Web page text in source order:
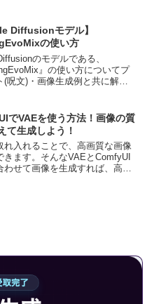
！Diffusionモデル】
の使い方
のモデルである、
』の使い方についてプ
(呪文)・画像生成例と共に解説
います。
でVAEを使う方法！画像の質
て生成しよう！
れ入れることで、高画質な画像
きます。そんなVAEとComfyUI
わせて画像を生成すれば、高画
で是非参考にしてください！